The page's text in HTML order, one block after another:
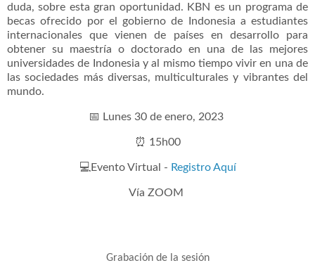
duda, sobre esta gran oportunidad. KBN es un programa de
becas ofrecido por el gobierno de Indonesia a estudiantes
internacionales que vienen de países en desarrollo para
obtener su maestría o doctorado en una de las mejores
universidades de Indonesia y al mismo tiempo vivir en una de
las sociedades más diversas, multiculturales y vibrantes del
mundo.
📅 Lunes 30 de enero, 2023
⏰ 15h00
💻Evento Virtual - Registro Aquí
Vía ZOOM
Grabación de la sesión